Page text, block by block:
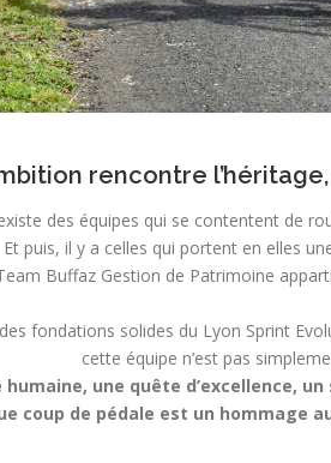
rencontre
des équipes qui se contentent de
Et puis, il y a celles qui portent en elles
Buffaz Gestion de Patrimoine
fondations solides du Lyon Sprint
cette équipe n’est pas
une quête d’excellence,
coup de pédale est un hommage